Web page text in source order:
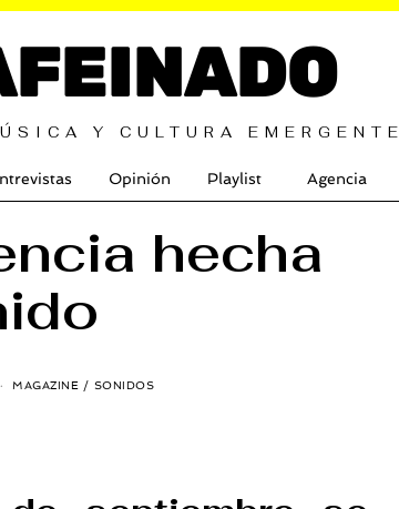
Y CULTURA EMERGENTE
Opinión Playlist Agencia
hecha
MAGAZINE / SONIDOS